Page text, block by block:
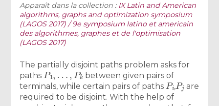
Apparaît dans la collection : IX Latin and American
algorithms, graphs and optimization symposium
(LAGOS 2017) / 9e symposium latino et americain
des algorithmes, graphes et de l'optimisation
(LAGOS 2017)
The partially disjoint paths problem asks for
paths
P1,…,P k
between given pairs of
terminals, while certain pairs of paths
Pi
,
P
are
required to be disjoint. With the help of